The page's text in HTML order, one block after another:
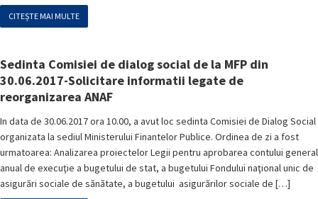
CITEȘTE MAI MULTE
Sedinta Comisiei de dialog social de la MFP din
30.06.2017-Solicitare informatii legate de
reorganizarea ANAF
In data de 30.06.2017 ora 10.00, a avut loc sedinta Comisiei de Dialog Social
organizata la sediul Ministerului Finantelor Publice. Ordinea de zi a fost
urmatoarea: Analizarea proiectelor Legii pentru aprobarea contului general
anual de execuţie a bugetului de stat, a bugetului Fondului naţional unic de
asigurări sociale de sănătate, a bugetului asigurărilor sociale de […]